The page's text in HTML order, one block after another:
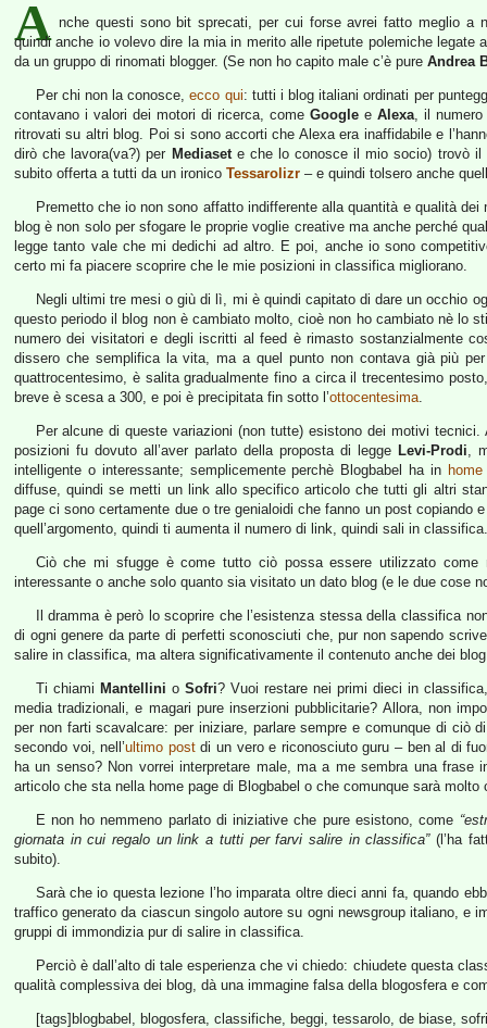
A nche questi sono bit sprecati, per cui forse avrei fatto meglio a
quindi anche io volevo dire la mia in merito alle ripetute polemiche
da un gruppo di rinomati blogger. (Se non ho capito male c’è pure Andrea
Per chi non la conosce,ecco qui: tutti i blog italiani ordinati per
contavano i valori dei motori di ricerca, come Googlee Alexa, il
ritrovati su altri blog. Poi si sono accorti che Alexa era inaffidabile e
dirò che lavora(va?) per Mediasete che lo conosce il mio socio) trovò il
subito offerta a tutti da un ironico Tessarolizr – e quindi tolsero anche
Premetto che io non sono affatto indifferente alla quantità e qualità
blog è non solo per sfogare le proprie voglie creative ma anche perché
legge tanto vale che mi dedichi ad altro. E poi, anche io sono
certo mi fa piacere scoprire che le mie posizioni in classifica migliorano.
Negli ultimi tre mesi o giù di lì, mi è quindi capitato di dare un occhio
questo periodo il blog non è cambiato molto, cioè non ho cambiato nè lo
numero dei visitatori e degli iscritti al feed è rimasto sostanzialmente
dissero che semplifica la vita, ma a quel punto non contava già più
quattrocentesimo, è salita gradualmente fino a circa il trecentesimo
breve è scesa a 300, e poi è precipitata fin sotto l’ottocentesima.
Per alcune di queste variazioni (non tutte) esistono dei motivi
posizioni fu dovuto all’aver parlato della proposta di legge Levi-Prodi,
intelligente o interessante; semplicemente perchè Blogbabel ha in
diffuse, quindi se metti un link allo specifico articolo che tutti gli altri
page ci sono certamente due o tre genialoidi che fanno un post
quell’argomento, quindi ti aumenta il numero di link, quindi sali in classifica.
Ciò che mi sfugge è come tutto ciò possa essere utilizzato come
interessante o anche solo quanto sia visitato un dato blog (e le due cose
Il dramma è però lo scoprire che l’esistenza stessa della classifica
di ogni genere da parte di perfetti sconosciuti che, pur non sapendo
salire in classifica, ma altera significativamente il contenuto anche dei
Ti chiami Mantellini o Sofri? Vuoi restare nei primi dieci in
media tradizionali, e magari pure inserzioni pubblicitarie? Allora, non
per non farti scavalcare: per iniziare, parlare sempre e comunque di ciò
secondo voi, nell’ultimo postdi un vero e riconosciuto guru – ben al di
ha un senso? Non vorrei interpretare male, ma a me sembra una
articolo che sta nella home page di Blogbabel o che comunque sarà
E non ho nemmeno parlato di iniziative che pure esistono, come
giornata in cui regalo un link a tutti per farvi salire in classifica”(l’ha
subito).
Sarà che io questa lezione l’ho imparata oltre dieci anni fa, quando
traffico generato da ciascun singolo autore su ogni newsgroup italiano, e
gruppi di immondizia pur di salire in classifica.
Perciò è dall’alto di tale esperienza che vi chiedo: chiudete questa
qualità complessiva dei blog, dà una immagine falsa della blogosfera e
[tags]blogbabel, blogosfera, classifiche, beggi, tessarolo, de biase,